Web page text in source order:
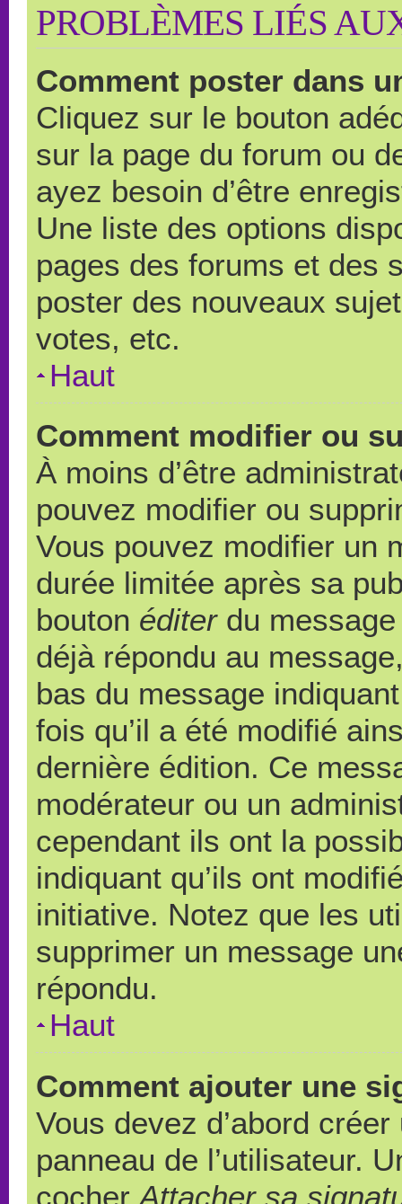
PROBLÈMES LIÉS
Comment poster dans
Cliquez sur le bouton
sur la page du forum ou
ayez besoin d’être
Une liste des options
pages des forums et des
poster des nouveaux
votes, etc.
Haut
Comment modifier ou
À moins d’être
pouvez modifier ou
Vous pouvez modifier un
durée limitée après sa
bouton éditerdu message
déjà répondu au
bas du message
fois qu’il a été modifié
dernière édition. Ce
modérateur ou un
cependant ils ont la
indiquant qu’ils ont
initiative. Notez que les
supprimer un message
répondu.
Haut
Comment ajouter une
Vous devez d’abord
panneau de l’utilisateur.
cocher Attacher sa